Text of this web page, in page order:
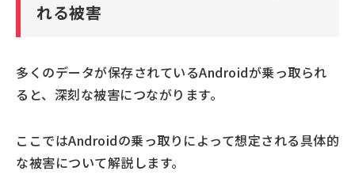
れる被害
多くのデータが保存されているAndroidが乗っ取られ
ると、深刻な被害につながります。
ここではAndroidの乗っ取りによって想定される具体的
な被害について解説します。